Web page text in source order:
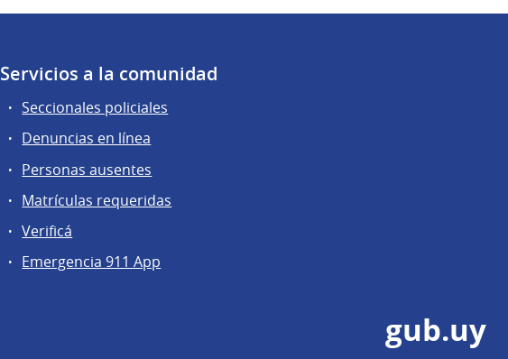
Servicios a la comunidad
Seccionales policiales
Denuncias en línea
Personas ausentes
Matrículas requeridas
Verificá
Emergencia 911 App
gub.uy